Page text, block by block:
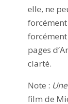
elle, ne
pages
clarté.
Note :
film de